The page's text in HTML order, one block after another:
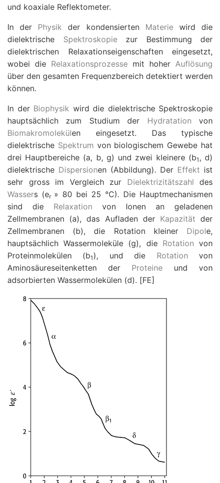
und koaxiale Reflektometer.
In der Physik der kondensierten Materiewird die
dielektrische Spektroskopiezur Bestimmung der
dielektrischen Relaxationseigenschaften eingesetzt,
wobei die Relaxationsprozesse mit hoher Auflösung
über den gesamten Frequenzbereich detektiert werden
können.
In der Biophysik wird die dielektrische Spektroskopie
hauptsächlich zum Studium der Hydratation von
Biomakromolekülen eingesetzt. Das typische
dielektrische Spektrum von biologischem Gewebe hat
drei Hauptbereiche (a, b, g) und zwei kleinere (b1 ,d)
dielektrische Dispersionen (Abbildung). Der Effekt ist
sehr gross im Vergleich zur Dielektrizitätszahl des
Wassers (er » 80 bei 25 °C). Die Hauptmechanismen
sind die Relaxation von Ionen an geladenen
Zellmembranen (a), das Aufladen der Kapazität der
Zellmembranen (b), die Rotation kleiner Dipole,
hauptsächlich Wassermoleküle (g), die Rotation von
Proteinmolekülen (b1 ), und die Rotation von
Aminosäureseitenketten der Proteine und von
adsorbierten Wassermolekülen (d). [FE]